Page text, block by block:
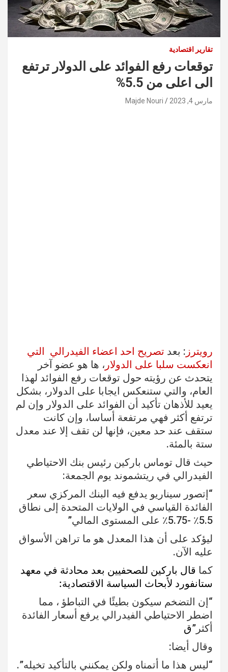
تقارير اقتصادية
توقعات رفع الفوائد على الدولار ترتفع
الى اعلى من 5.5%
مارس 4, 2023 Majde Nouri
رويترز : بعد تصريح احد اعضاء الفيدرالي التي
انعكست سلبا على الدولار ، ها هو عضو آخر
يتحدث عن رؤيته حول توقعات رفع الفوائد لهذا
العام، والتي ستنعكس ايجابا على الدولار، بشكل
يعيد للأذهان تأكيد أن الفوائد على الدولار وإن لم
ترتفع أكثر فهي مرتفعة أساسا، وإن كانت
ستقف عند حد معين، فإنها لن تقف إلا عند معدل
ستة بالمئة.
حيث قال توماس باركين رئيس بنك الاحتياطي
الفيدرالي في ريتشموند يوم الجمعة:
“إتصور سيناريو يدفع فيه البنك المركزي سعر
الفائدة القياسي في الولايات المتحدة إلى نطاق
5.5٪ -5.75٪ على المستوى المالي”
ليؤكد على أن هذا المعدل هو ما تراهن الأسواق
عليه الآن.
كما قال باركين للصحفيين بعد محادثة في معهد
ستانفورد لأبحاث السياسة الاقتصادية:
“إن التضخم سيكون بطيئًا في التباطؤ ، مما
اضطر الاحتياطي الفيدرالي يرفع أسعار الفائدة
أكثر”ق
وقال أيضا:
“ليس هذا ما أتمناه ولكن يمكنني بالتأكيد تخيله”.